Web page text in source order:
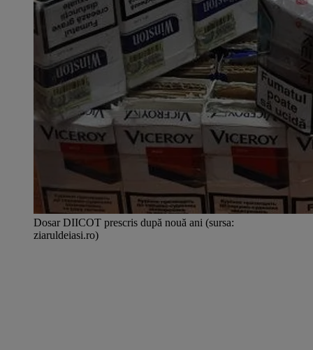
Dosar DIICOT prescris după nouă ani (sursa:
ziaruldeiasi.ro)